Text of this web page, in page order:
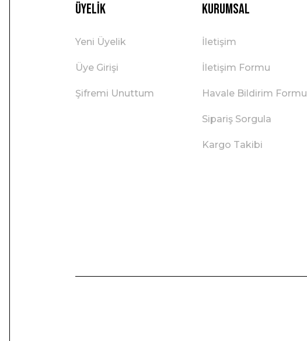
Üyelik
Yeni Üyelik
Üye Girişi
Şifremi Unuttum
Kurumsal
İletişim
İletişim Formu
Havale Bildirim Formu
Sipariş Sorgula
Kargo Takibi